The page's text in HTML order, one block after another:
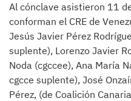
Al cónclave asistieron 11
conforman el CRE de
Jesús Javier Pérez
suplente), Lorenzo Javier
Noda (cgccee), Ana María
cgcce suplente), José
Pérez, (de Coalición